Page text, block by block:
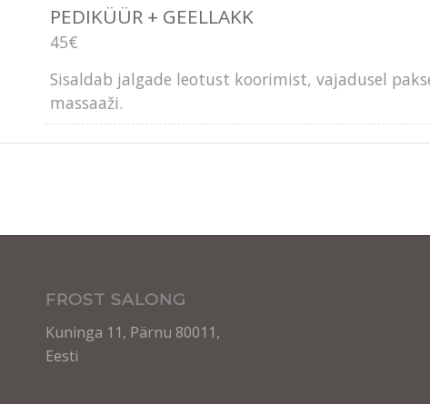
PEDIKÜÜR + GEELLAKK
45€
Sisaldab jalgade leotust koorimist, vajadusel
massaaži.
FROST SALONG
Kuninga 11, Pärnu 80011,
Eesti